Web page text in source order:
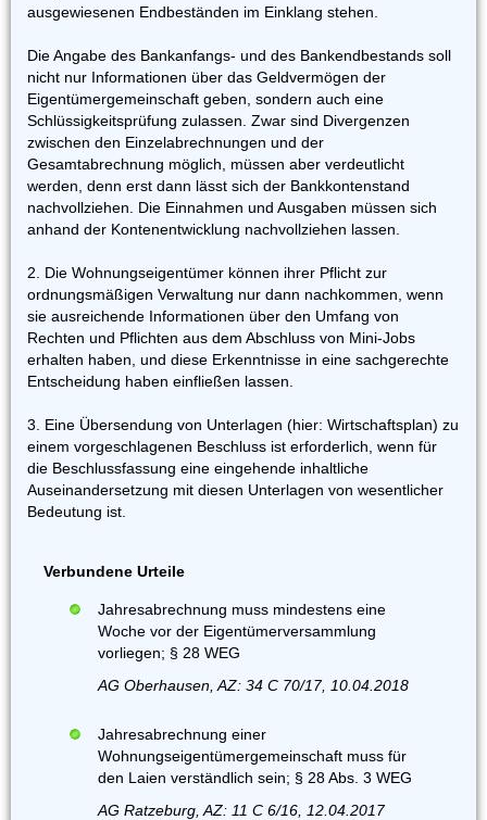
ausgewiesenen Endbeständen im Einklang stehen.
Die Angabe des Bankanfangs- und des Bankendbestands soll
nicht nur Informationen über das Geldvermögen der
Eigentümergemeinschaft geben, sondern auch eine
Schlüssigkeitsprüfung zulassen. Zwar sind Divergenzen
zwischen den Einzelabrechnungen und der
Gesamtabrechnung möglich, müssen aber verdeutlicht
werden, denn erst dann lässt sich der Bankkontenstand
nachvollziehen. Die Einnahmen und Ausgaben müssen sich
anhand der Kontenentwicklung nachvollziehen lassen.
2. Die Wohnungseigentümer können ihrer Pflicht zur
ordnungsmäßigen Verwaltung nur dann nachkommen, wenn
sie ausreichende Informationen über den Umfang von
Rechten und Pflichten aus dem Abschluss von Mini-Jobs
erhalten haben, und diese Erkenntnisse in eine sachgerechte
Entscheidung haben einfließen lassen.
3. Eine Übersendung von Unterlagen (hier: Wirtschaftsplan) zu
einem vorgeschlagenen Beschluss ist erforderlich, wenn für
die Beschlussfassung eine eingehende inhaltliche
Auseinandersetzung mit diesen Unterlagen von wesentlicher
Bedeutung ist.
Verbundene Urteile
Jahresabrechnung muss mindestens eine
Woche vor der Eigentümerversammlung
vorliegen; § 28 WEG
AG Oberhausen, AZ: 34 C 70/17, 10.04.2018
Jahresabrechnung einer
Wohnungseigentümergemeinschaft muss für
den Laien verständlich sein; § 28 Abs. 3 WEG
AG Ratzeburg, AZ: 11 C 6/16, 12.04.2017